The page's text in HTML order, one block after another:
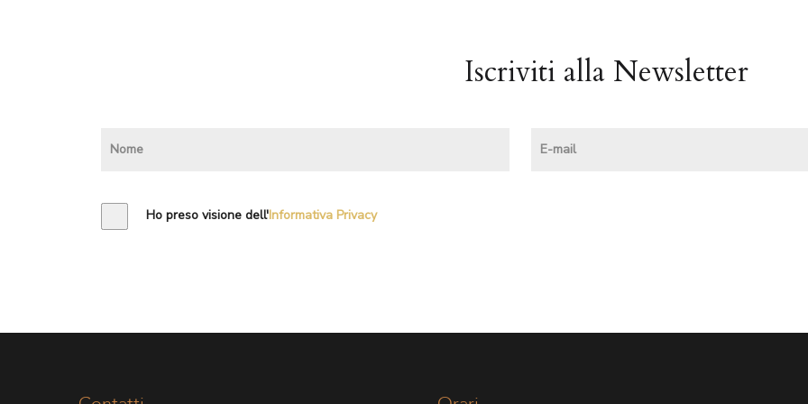
Iscriviti alla Newsletter
Ho preso visione dell'Informativa Privacy